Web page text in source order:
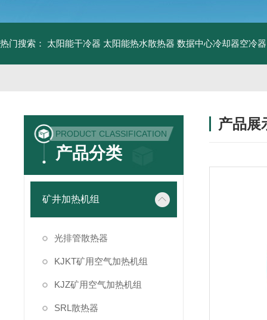
热门搜索： 太阳能干冷器 太阳能热水散热器 数据中心冷却器空冷器
PRODUCT CLASSIFICATION
产品分类
矿井加热机组
光排管散热器
KJKT矿用空气加热机组
KJZ矿用空气加热机组
SRL散热器
产品展